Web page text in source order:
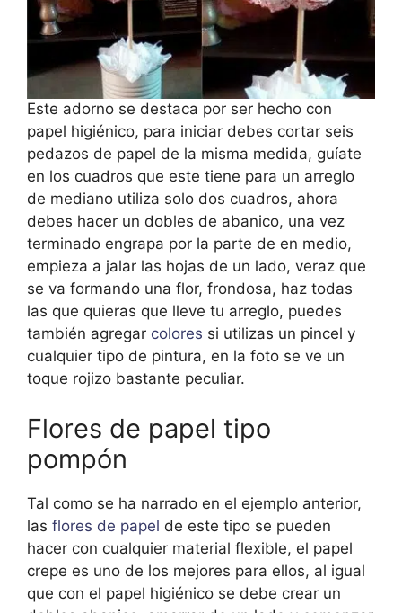
Este adorno se destaca por ser hecho con
papel higiénico, para iniciar debes cortar seis
pedazos de papel de la misma medida, guíate
en los cuadros que este tiene para un arreglo
de mediano utiliza solo dos cuadros, ahora
debes hacer un dobles de abanico, una vez
terminado engrapa por la parte de en medio,
empieza a jalar las hojas de un lado, veraz que
se va formando una flor, frondosa, haz todas
las que quieras que lleve tu arreglo, puedes
también agregar colores si utilizas un pincel y
cualquier tipo de pintura, en la foto se ve un
toque rojizo bastante peculiar.
Flores de papel tipo
pompón
Tal como se ha narrado en el ejemplo anterior,
las flores de papel de este tipo se pueden
hacer con cualquier material flexible, el papel
crepe es uno de los mejores para ellos, al igual
que con el papel higiénico se debe crear un